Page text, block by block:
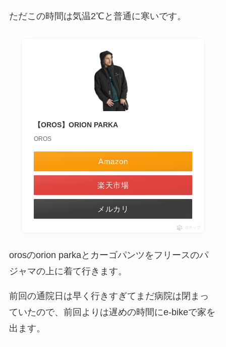
ただこの時間は気温2℃と普通に寒いです。
【OROS】ORION PARKA
OROS
Amazon
楽天市場
メルカリ
ポチップ
orosのorion parkaとカーゴパンツをフリースのパ
ジャマの上に着て行きます。
前回の通院日は早く行きすぎてまだ病院は閉まっ
ていたので、前回よりは遅めの時間にe-bikeで家を
出ます。